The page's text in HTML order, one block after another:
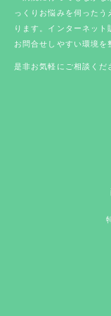
っくりお悩みを伺った
ります。インターネッ
お問合せしやすい環境を
是非お気軽にご相談くだ